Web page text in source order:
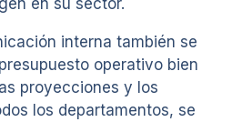
interna también se
operativo bien
proyecciones y los
los departamentos, se